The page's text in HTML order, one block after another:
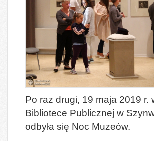
Po raz drugi, 19 maja 2019 r.
Bibliotece Publicznej w
odbyła się Noc Muzeów.